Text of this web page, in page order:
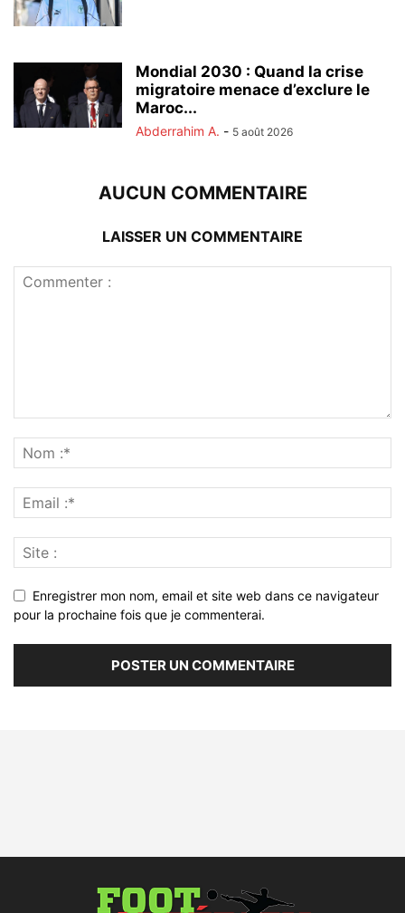
Mondial 2030 : Quand la crise
migratoire menace d’exclure le
Maroc...
Abderrahim A. - 5 août 2026
AUCUN COMMENTAIRE
LAISSER UN COMMENTAIRE
Enregistrer mon nom, email et site web dans ce navigateur
pour la prochaine fois que je commenterai.